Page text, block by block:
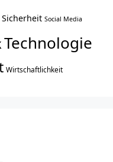
Sicherheit Social Media
Technologie
Wirtschaftlichkeit